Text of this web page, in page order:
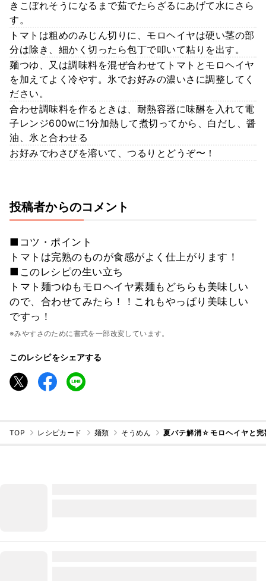
きこぼれそうになるまで茹でたらざるにあげて水にさら
す。
トマトは粗めのみじん切りに、モロヘイヤは硬い茎の部
分は除き、細かく切ったら包丁で叩いて粘りを出す。
麺つゆ、又は調味料を混ぜ合わせてトマトとモロヘイヤ
を加えてよく冷やす。氷でお好みの濃いさに調整してく
ださい。
合わせ調味料を作るときは、耐熱容器に味醂を入れて電
子レンジ600wに1分加熱して煮切ってから、白だし、醤
油、氷と合わせる
お好みでわさびを溶いて、つるりとどうぞ〜！
投稿者からのコメント
■コツ・ポイント
トマトは完熟のものが食感がよく仕上がります！
■このレシピの生い立ち
トマト麺つゆもモロヘイヤ素麺もどちらも美味しい
ので、合わせてみたら！！これもやっぱり美味しい
ですっ！
※みやすさのために書式を一部改変しています。
このレシピをシェアする
TOP レシピカード 麺類 そうめん 夏バテ解消☆モロヘイヤと完